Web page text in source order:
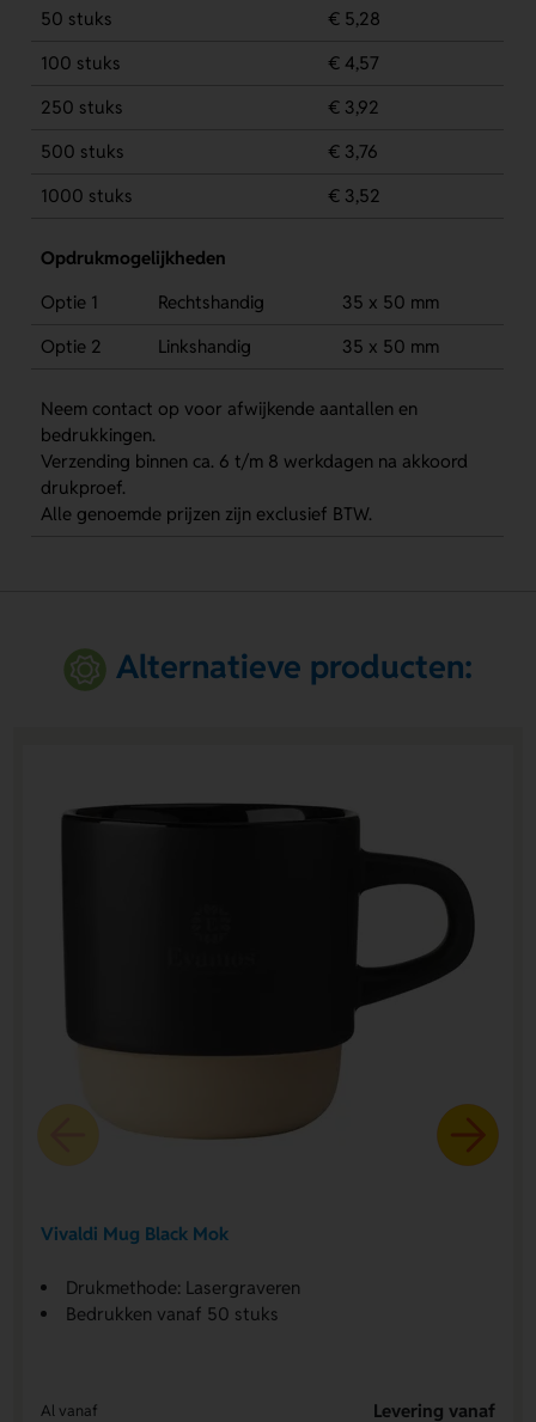
50 stuks
€ 5,28
100 stuks
€ 4,57
250 stuks
€ 3,92
500 stuks
€ 3,76
1000 stuks
€ 3,52
Opdrukmogelijkheden
Optie 1
Rechtshandig
35 x 50 mm
Optie 2
Linkshandig 35 x 50 mm
Neem contact op voor afwijkende aantallen en
bedrukkingen.
Verzending binnen ca. 6 t/m 8 werkdagen na akkoord
drukproef.
Alle genoemde prijzen zijn exclusief BTW.
Alternatieve producten:
Vivaldi Mug Black Mok
Drukmethode: Lasergraveren
Bedrukken vanaf 50 stuks
Al vanaf
Levering vanaf